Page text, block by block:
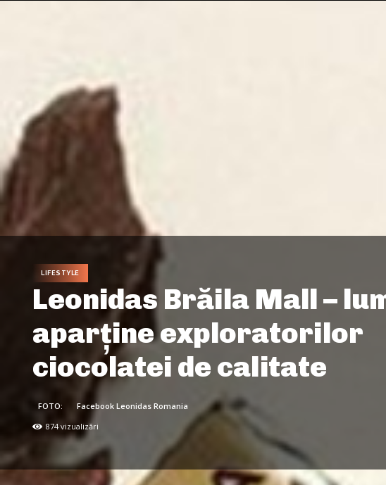
LIFESTYLE
Leonidas Brăila Mall –
aparţine exploratorilor
ciocolatei de calitate
FOTO:
Facebook Leonidas Romania
874vizualizări